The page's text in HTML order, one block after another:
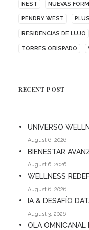
NEST NUEVAS
PENDRY WEST
RESIDENCIAS DE LUJO
TORRES OBISPADO
RECENT POST
UNIVERSO
August 6, 2026
BIENESTAR
August 6, 2026
WELLNESS
August 6, 2026
IA & DESAFÍO
August 3, 2026
OLA OMNICANAL